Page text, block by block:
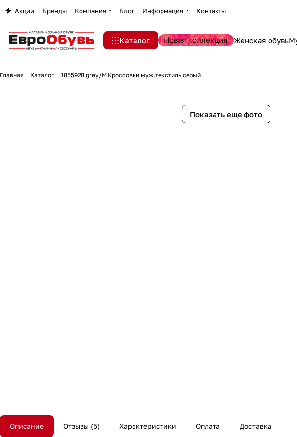
Акции Бренды Компания Блог Информация Контакты
Каталог Новая коллекция Женская обувь
Главная Каталог 1855928 grey/M Кроссовки муж.текстиль серый
Показать еще фото
Описание Отзывы 5 Характеристики Оплата Доставка